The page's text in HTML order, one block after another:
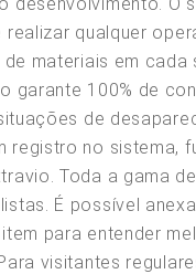
realizar qualquer
materiais em cada
garante 100% de
de
registro no sistema,
Toda a gama
É possível
para entender
visitantes